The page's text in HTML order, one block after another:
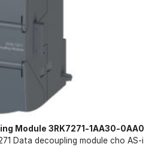
Module 3RK7271-1AA30-0AA0
Data decoupling module cho AS-i